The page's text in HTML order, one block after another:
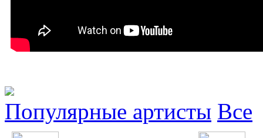
Популярные артисты Все